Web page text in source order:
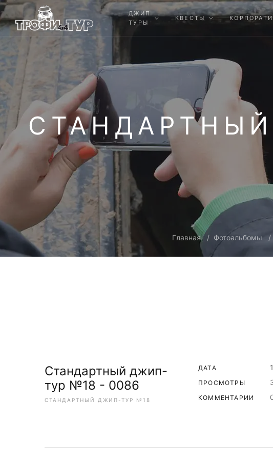
ДЖИП
ТУРЫ
КВЕСТЫ
Главная Фотоальбомы
Стандартный джип-
тур №18 - 0086
СТАНДАРТНЫЙ ДЖИП-ТУР №18
ДАТА
ПРОСМОТРЫ
КОММЕНТАРИИ